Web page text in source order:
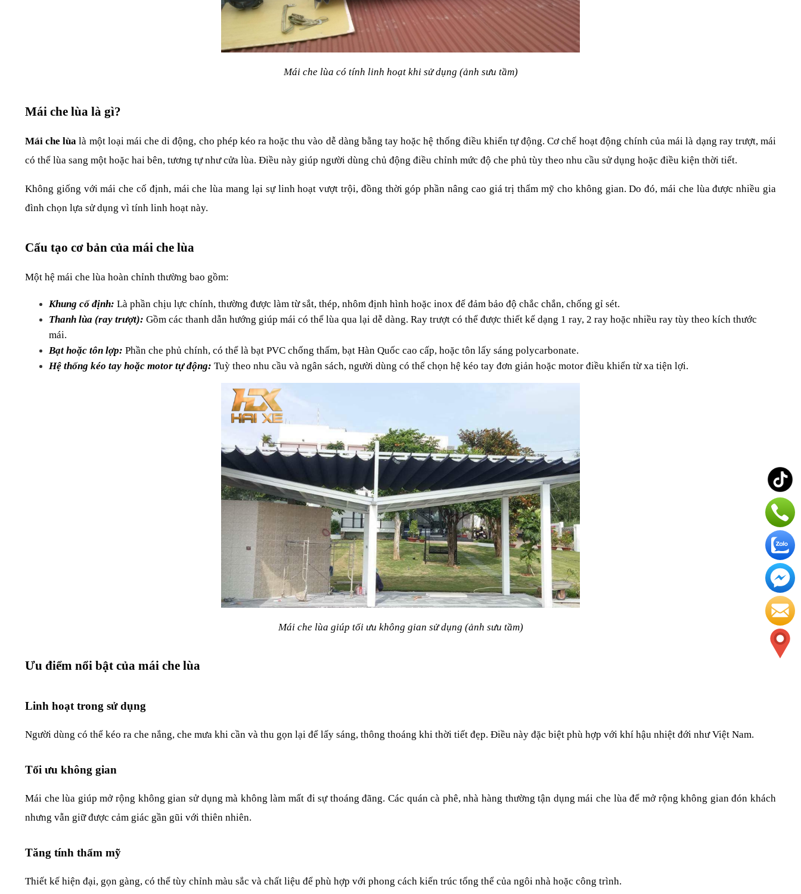
Mái che lùa có tính linh hoạt khi sử dụng (ảnh sưu tầm)
Mái che lùa là gì?
Mái che lùa là một loại mái che di động, cho phép kéo ra hoặc thu vào dễ dàng bằng tay hoặc hệ thống điều khiển tự động. Cơ chế hoạt động chính của mái là dạng ray trượt, mái
có thể lùa sang một hoặc hai bên, tương tự như cửa lùa. Điều này giúp người dùng chủ động điều chỉnh mức độ che phủ tùy theo nhu cầu sử dụng hoặc điều kiện thời tiết.
Không giống với mái che cố định, mái che lùa mang lại sự linh hoạt vượt trội, đồng thời góp phần nâng cao giá trị thẩm mỹ cho không gian. Do đó, mái che lùa được nhiều gia
đình chọn lựa sử dụng vì tính linh hoạt này.
Cấu tạo cơ bản của mái che lùa
Một hệ mái che lùa hoàn chỉnh thường bao gồm:
Khung cố định: Là phần chịu lực chính, thường được làm từ sắt, thép, nhôm định hình hoặc inox để đảm bảo độ chắc chắn, chống gỉ sét.
Thanh lùa (ray trượt): Gồm các thanh dẫn hướng giúp mái có thể lùa qua lại dễ dàng. Ray trượt có thể được thiết kế dạng 1 ray, 2 ray hoặc nhiều ray tùy theo kích thước
mái.
Bạt hoặc tôn lợp: Phần che phủ chính, có thể là bạt PVC chống thấm, bạt Hàn Quốc cao cấp, hoặc tôn lấy sáng polycarbonate.
Hệ thống kéo tay hoặc motor tự động: Tuỳ theo nhu cầu và ngân sách, người dùng có thể chọn hệ kéo tay đơn giản hoặc motor điều khiển từ xa tiện lợi.
Mái che lùa giúp tối ưu không gian sử dụng (ảnh sưu tầm)
Ưu điểm nổi bật của mái che lùa
Linh hoạt trong sử dụng
Người dùng có thể kéo ra che nắng, che mưa khi cần và thu gọn lại để lấy sáng, thông thoáng khi thời tiết đẹp. Điều này đặc biệt phù hợp với khí hậu nhiệt đới như Việt Nam.
Tối ưu không gian
Mái che lùa giúp mở rộng không gian sử dụng mà không làm mất đi sự thoáng đãng. Các quán cà phê, nhà hàng thường tận dụng mái che lùa để mở rộng không gian đón khách
nhưng vẫn giữ được cảm giác gần gũi với thiên nhiên.
Tăng tính thẩm mỹ
Thiết kế hiện đại, gọn gàng, có thể tùy chỉnh màu sắc và chất liệu để phù hợp với phong cách kiến trúc tổng thể của ngôi nhà hoặc công trình.